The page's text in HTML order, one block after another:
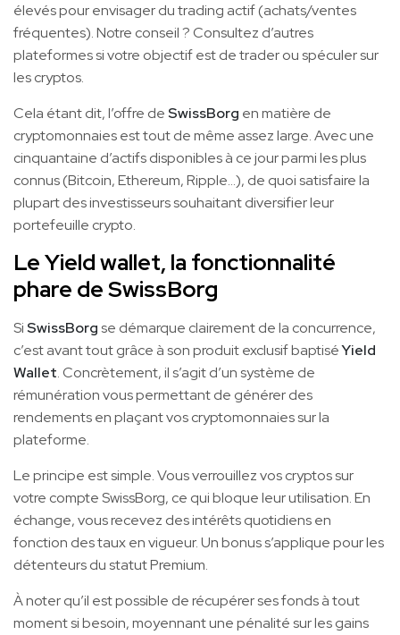
élevés pour envisager du trading actif (achats/ventes
fréquentes). Notre conseil ? Consultez d’autres
plateformes si votre objectif est de trader ou spéculer sur
les cryptos.
Cela étant dit, l’offre de SwissBorg en matière de
cryptomonnaies est tout de même assez large. Avec une
cinquantaine d’actifs disponibles à ce jour parmi les plus
connus (Bitcoin, Ethereum, Ripple…), de quoi satisfaire la
plupart des investisseurs souhaitant diversifier leur
portefeuille crypto.
Le Yield wallet, la fonctionnalité
phare de SwissBorg
Si SwissBorgse démarque clairement de la concurrence,
c’est avant tout grâce à son produit exclusif baptiséYield
Wallet. Concrètement, il s’agit d’un système de
rémunération vous permettant de générer des
rendements en plaçant vos cryptomonnaies sur la
plateforme.
Le principe est simple. Vous verrouillez vos cryptos sur
votre compte SwissBorg, ce qui bloque leur utilisation. En
échange, vous recevez des intérêts quotidiens en
fonction des taux en vigueur. Un bonus s’applique pour les
détenteurs du statut Premium.
À noter qu’il est possible de récupérer ses fonds à tout
moment si besoin, moyennant une pénalité sur les gains